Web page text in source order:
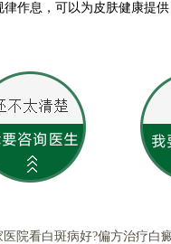
作息，可以为皮肤健康提
医院看白斑病好?偏方治疗白